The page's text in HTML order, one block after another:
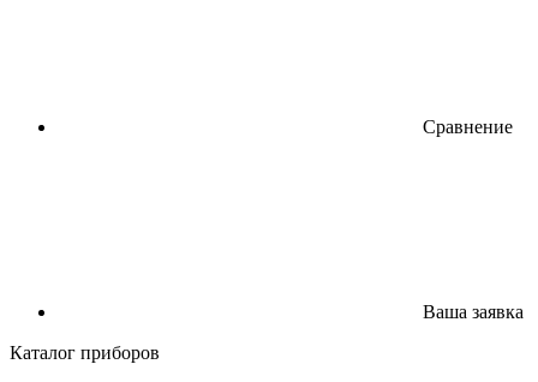
Сравнение
Ваша заявка
Каталог приборов